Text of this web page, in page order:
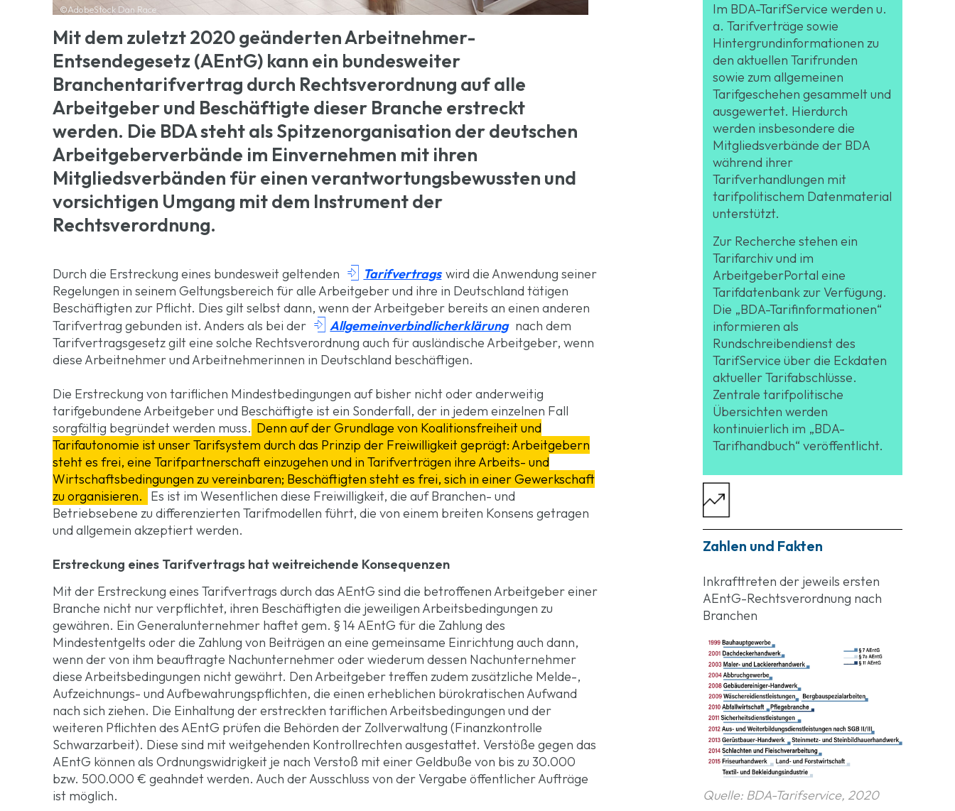
©AdobeStock Dan Race
Mit dem zuletzt 2020 geänderten Arbeitnehmer-
Entsendegesetz (AEntG) kann ein bundesweiter
Branchentarifvertrag durch Rechtsverordnung auf alle
Arbeitgeber und Beschäftigte dieser Branche erstreckt
werden. Die BDA steht als Spitzenorganisation der deutschen
Arbeitgeberverbände im Einvernehmen mit ihren
Mitgliedsverbänden für einen verantwortungsbewussten und
vorsichtigen Umgang mit dem Instrument der
Rechtsverordnung.
Durch die Erstreckung eines bundesweit geltenden  Tarifvertrags wird die Anwendung seiner
Regelungen in seinem Geltungsbereich für alle Arbeitgeber und ihre in Deutschland tätigen
Beschäftigten zur Pflicht. Dies gilt selbst dann, wenn der Arbeitgeber bereits an einen anderen
Tarifvertrag gebunden ist. Anders als bei der  Allgemeinverbindlicherklärung nach dem
Tarifvertragsgesetz gilt eine solche Rechtsverordnung auch für ausländische Arbeitgeber, wenn
diese Arbeitnehmer und Arbeitnehmerinnen in Deutschland beschäftigen.
Die Erstreckung von tariflichen Mindestbedingungen auf bisher nicht oder anderweitig
tarifgebundene Arbeitgeber und Beschäftigte ist ein Sonderfall, der in jedem einzelnen Fall
sorgfältig begründet werden muss. Denn auf der Grundlage von Koalitionsfreiheit und
Tarifautonomie ist unser Tarifsystem durch das Prinzip der Freiwilligkeit geprägt: Arbeitgebern
steht es frei, eine Tarifpartnerschaft einzugehen und in Tarifverträgen ihre Arbeits- und
Wirtschaftsbedingungen zu vereinbaren; Beschäftigten steht es frei, sich in einer Gewerkschaft
zu organisieren.
Es ist im Wesentlichen diese Freiwilligkeit, die auf Branchen- und
Betriebsebene zu differenzierten Tarifmodellen führt, die von einem breiten Konsens getragen
und allgemein akzeptiert werden.
Erstreckung eines Tarifvertrags hat weitreichende Konsequenzen
Mit der Erstreckung eines Tarifvertrags durch das AEntG sind die betroffenen Arbeitgeber einer
Branche nicht nur verpflichtet, ihren Beschäftigten die jeweiligen Arbeitsbedingungen zu
gewähren. Ein Generalunternehmer haftet gem. § 14 AEntG für die Zahlung des
Mindestentgelts oder die Zahlung von Beiträgen an eine gemeinsame Einrichtung auch dann,
wenn der von ihm beauftragte Nachunternehmer oder wiederum dessen Nachunternehmer
diese Arbeitsbedingungen nicht gewährt. Den Arbeitgeber treffen zudem zusätzliche Melde-,
Aufzeichnungs- und Aufbewahrungspflichten, die einen erheblichen bürokratischen Aufwand
nach sich ziehen. Die Einhaltung der erstreckten tariflichen Arbeitsbedingungen und der
weiteren Pflichten des AEntG prüfen die Behörden der Zollverwaltung (Finanzkontrolle
Schwarzarbeit). Diese sind mit weitgehenden Kontrollrechten ausgestattet. Verstöße gegen das
AEntG können als Ordnungswidrigkeit je nach Verstoß mit einer Geldbuße von bis zu 30.000
bzw. 500.000 € geahndet werden. Auch der Ausschluss von der Vergabe öffentlicher Aufträge
ist möglich.
Im BDA-TarifService werden u.
a. Tarifverträge sowie
Hintergrundinformationen zu
den aktuellen Tarifrunden
sowie zum allgemeinen
Tarifgeschehen gesammelt und
ausgewertet. Hierdurch
werden insbesondere die
Mitgliedsverbände der BDA
während ihrer
Tarifverhandlungen mit
tarifpolitischem Datenmaterial
unterstützt.
Zur Recherche stehen ein
Tarifarchiv und im
ArbeitgeberPortal eine
Tarifdatenbank zur Verfügung.
Die „BDA-Tarifinformationen“
informieren als
Rundschreibendienst des
TarifService über die Eckdaten
aktueller Tarifabschlüsse.
Zentrale tarifpolitische
Übersichten werden
kontinuierlich im „BDA-
Tarifhandbuch“ veröffentlicht.
Zahlen und Fakten
Inkrafttreten der jeweils ersten
AEntG-Rechtsverordnung nach
Branchen
Quelle: BDA-Tarifservice, 2020